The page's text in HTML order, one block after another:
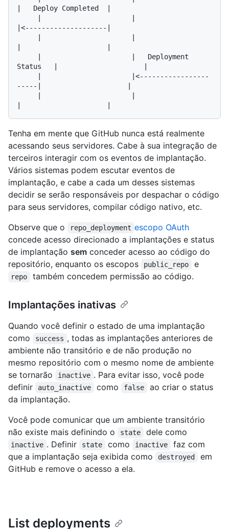
|   Deploy Completed  |
|<--------------------|
Status   |                     |
-----|                     |
Tenha em mente que GitHub nunca está realmente
acessando seus servidores. Cabe à sua integração de
terceiros interagir com os eventos de implantação.
Vários sistemas podem escutar eventos de
implantação, e cabe a cada um desses sistemas
decidir se serão responsáveis por despachar o código
para seus servidores, compilar código nativo, etc.
Observe que o
repo_deployment escopo OAuth
concede acesso direcionado a implantações e status
de implantação sem conceder acesso ao código do
repositório, enquanto os escopos
public_repo e
repo também concedem permissão ao código.
Implantações inativas
Quando você definir o estado de uma implantação
como
success , todas as implantações anteriores de
ambiente não transitório e de não produção no
mesmo repositório com o mesmo nome de ambiente
se tornarão
inactive . Para evitar isso, você pode
definir
auto_inactive como false
ao criar o status
da implantação.
Você pode comunicar que um ambiente transitório
não existe mais definindo o
state dele como
inactive . Definir state como inactive
faz com
que a implantação seja exibida como
destroyed
em
GitHub e remove o acesso a ela.
List deployments